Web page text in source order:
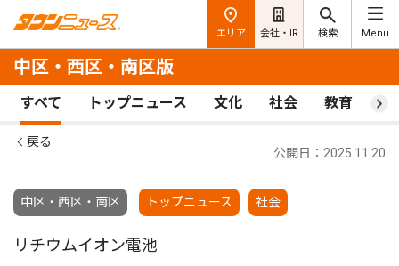
エリア 会社・IR 検索 Menu
中区・西区・南区版
すべて トップニュース 文化 社会 教育 ス
戻る
中区・西区・南区 トップニュース 社会
公開日：2025.11.20
リチウムイオン電池